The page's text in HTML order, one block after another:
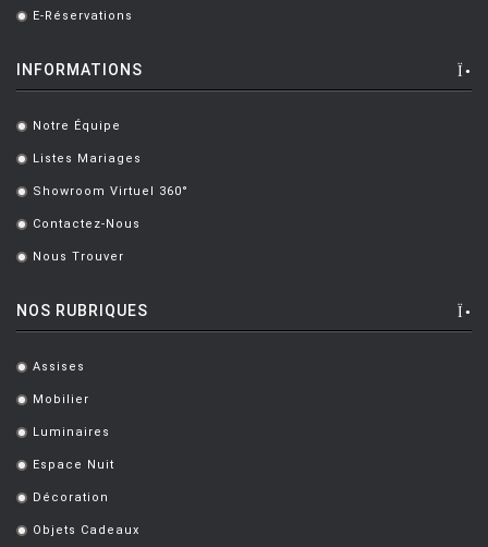
. E-Réservations
INFORMATIONS
. Notre Équipe
. Listes Mariages
. Showroom Virtuel 360°
. Contactez-Nous
. Nous Trouver
NOS RUBRIQUES
. Assises
. Mobilier
. Luminaires
. Espace Nuit
. Décoration
. Objets Cadeaux